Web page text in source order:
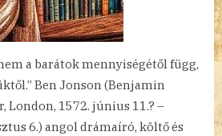
a barátok mennyiségétől függ,
Ben Jonson (Benjamin
London, 1572. június 11.? –
6.) angol drámaíró, költő és